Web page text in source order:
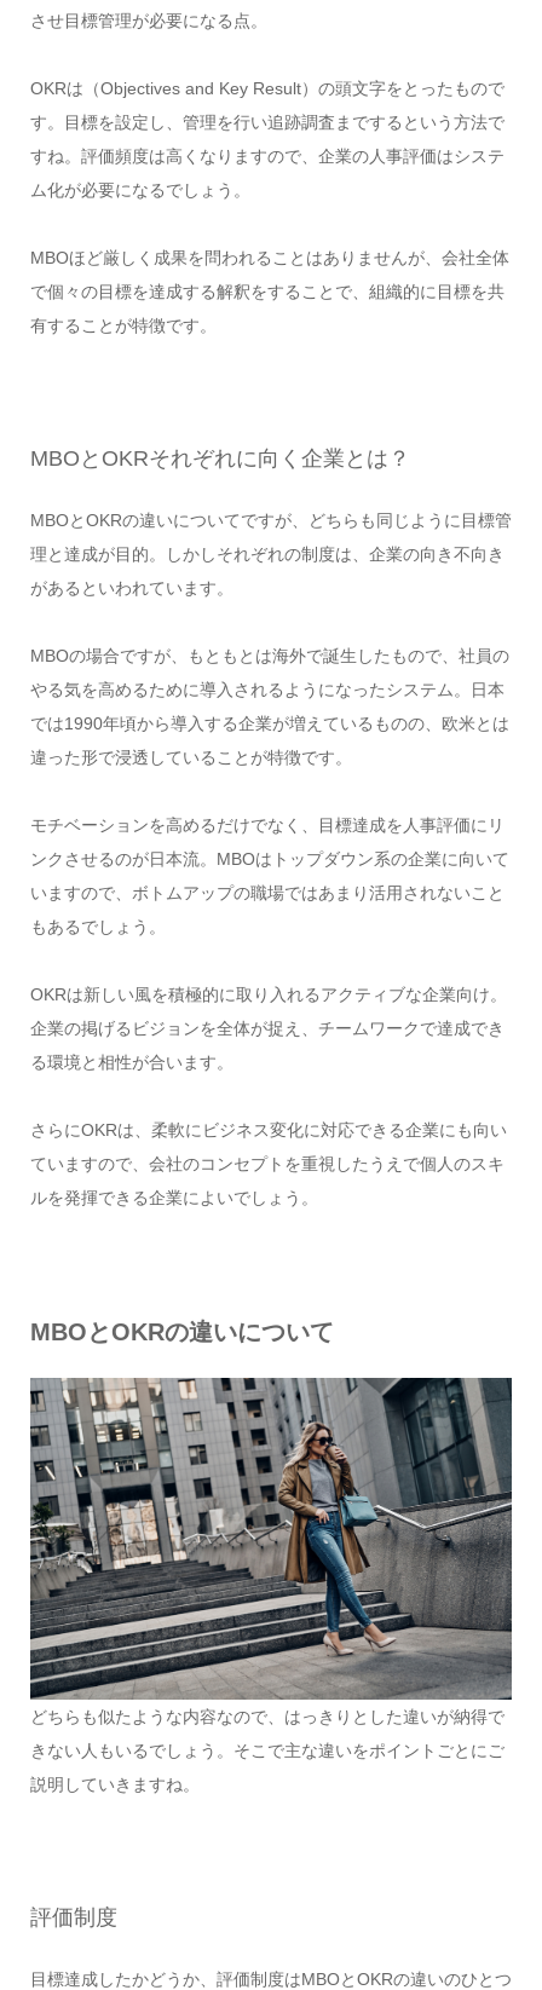
させ目標管理が必要になる点。
OKRは（Objectives and Key Result）の頭文字をとったもので
す。目標を設定し、管理を行い追跡調査までするという方法で
すね。評価頻度は高くなりますので、企業の人事評価はシステ
ム化が必要になるでしょう。
MBOほど厳しく成果を問われることはありませんが、会社全体
で個々の目標を達成する解釈をすることで、組織的に目標を共
有することが特徴です。
MBOとOKRそれぞれに向く企業とは？
MBOとOKRの違いについてですが、どちらも同じように目標管
理と達成が目的。しかしそれぞれの制度は、企業の向き不向き
があるといわれています。
MBOの場合ですが、もともとは海外で誕生したもので、社員の
やる気を高めるために導入されるようになったシステム。日本
では1990年頃から導入する企業が増えているものの、欧米とは
違った形で浸透していることが特徴です。
モチベーションを高めるだけでなく、目標達成を人事評価にリ
ンクさせるのが日本流。MBOはトップダウン系の企業に向いて
いますので、ボトムアップの職場ではあまり活用されないこと
もあるでしょう。
OKRは新しい風を積極的に取り入れるアクティブな企業向け。
企業の掲げるビジョンを全体が捉え、チームワークで達成でき
る環境と相性が合います。
さらにOKRは、柔軟にビジネス変化に対応できる企業にも向い
ていますので、会社のコンセプトを重視したうえで個人のスキ
ルを発揮できる企業によいでしょう。
MBOとOKRの違いについて
どちらも似たような内容なので、はっきりとした違いが納得で
きない人もいるでしょう。そこで主な違いをポイントごとにご
説明していきますね。
評価制度
目標達成したかどうか、評価制度はMBOとOKRの違いのひとつ